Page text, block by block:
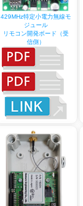
429MHz特定小電力無線モ
ジュール
リモコン開発ボード（受
信側）